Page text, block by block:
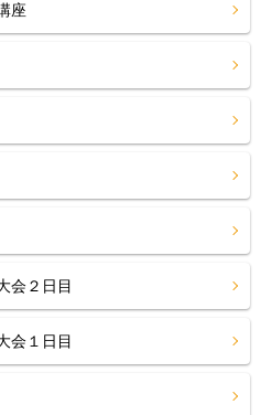
座
会２日目
会１日目